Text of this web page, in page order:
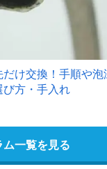
だけ交換！手順や泡
び方・手入れ
ム一覧を見る